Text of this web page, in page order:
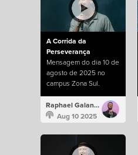
A Corrida da
Perseverança
Mensagem do dia 10 de
agosto de 2025 no
campus Zona Sul.
Raphael Galante
Aug 10 2025